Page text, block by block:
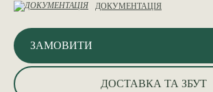
ДОКУМЕНТАЦІЯ
ЗАМОВИТИ
ДОСТАВКА ТА ЗБУТ